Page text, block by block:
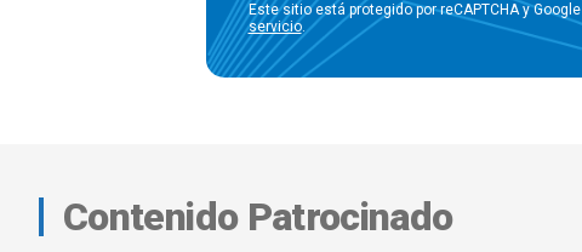
Este sitio está protegido por reCAPTCHA y Google
servicio.
Contenido Patrocinado